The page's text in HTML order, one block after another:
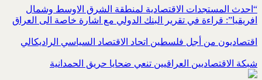
“احدث المستجدات الاقتصادية لمنطقة الشرق الاوسط وشمال
افريقيا”: قراءة في تقرير البنك الدولي مع اشارة خاصة الى العراق
اقتصاديون من أجل فلسطين اتحاد الاقتصاد السياسي الراديكالي
شبكة الاقتصاديين العراقيين تنعي ضحايا حريق الحمدانية